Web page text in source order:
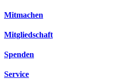
Mitmachen
Mitgliedschaft
Spenden
Service